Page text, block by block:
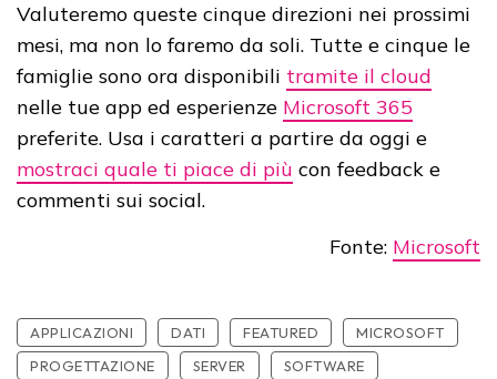
Valuteremo queste cinque direzioni nei prossimi
mesi, ma non lo faremo da soli. Tutte e cinque le
famiglie sono ora disponibili tramite il cloud
nelle tue app ed esperienze Microsoft 365
preferite. Usa i caratteri a partire da oggi e
mostraci quale ti piace di più con feedback e
commenti sui social.
Fonte: Microsoft
APPLICAZIONI DATI FEATURED
MICROSOFT
PROGETTAZIONE
SERVER
SOFTWARE